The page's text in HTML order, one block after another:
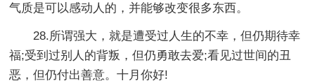
气质是可以感动人的，并能够改变很多东西。
28.所谓强大，就是遭受过人生的不幸，但仍期待幸
福;受到过别人的背叛，但仍勇敢去爱;看见过世间的丑
恶，但仍付出善意。十月你好!